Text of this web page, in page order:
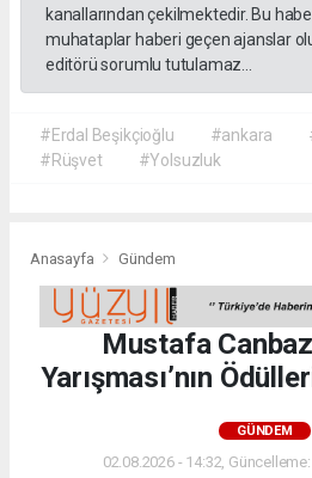
kanallarından çekilmektedir. Bu
muhataplar haberi geçen ajanslar
editörü sorumlu tutulamaz...
#Erdal Beşikçioğlu #ankara
#Rüşvet
#Yolsuzluk
Anasayfa Gündem
Mustafa
Yarışması’nın
GÜNDEM
02.08.2026 - 14:32,